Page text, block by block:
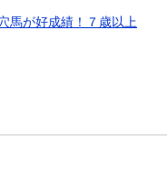
馬が好成績！７歳以上